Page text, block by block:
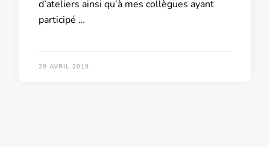
d’ateliers ainsi qu’à mes collègues ayant
participé …
29 AVRIL 2019